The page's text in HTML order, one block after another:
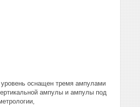
уровень оснащен тремя ампулами
ампулы и ампулы под